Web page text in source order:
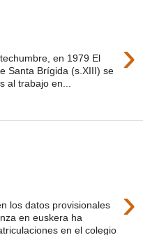
›
en 1979 El
Santa Brígida (s.XIII) se
al trabajo en...
›
los datos provisionales
en euskera ha
en el colegio